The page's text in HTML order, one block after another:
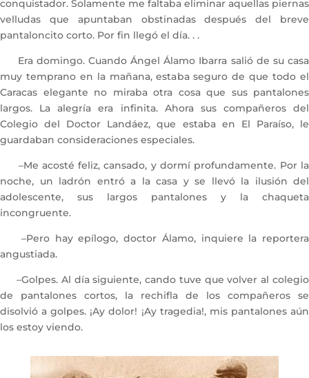
conquistador. Solamente me faltaba eliminar aquellas piernas
velludas que apuntaban obstinadas después del breve
pantaloncito corto. Por fin llegó el día. . .
Era domingo. Cuando Ángel Álamo Ibarra salió de su casa
muy temprano en la mañana, estaba seguro de que todo el
Caracas elegante no miraba otra cosa que sus pantalones
largos. La alegría era infinita. Ahora sus compañeros del
Colegio del Doctor Landáez, que estaba en El Paraíso, le
guardaban consideraciones especiales.
–Me acosté feliz, cansado, y dormí profundamente. Por la
noche, un ladrón entró a la casa y se llevó la ilusión del
adolescente, sus largos pantalones y la chaqueta
incongruente.
–Pero hay epílogo, doctor Álamo, inquiere la reportera
angustiada.
–Golpes. Al día siguiente, cando tuve que volver al colegio
de pantalones cortos, la rechifla de los compañeros se
disolvió a golpes. ¡Ay dolor! ¡Ay tragedia!, mis pantalones aún
los estoy viendo.